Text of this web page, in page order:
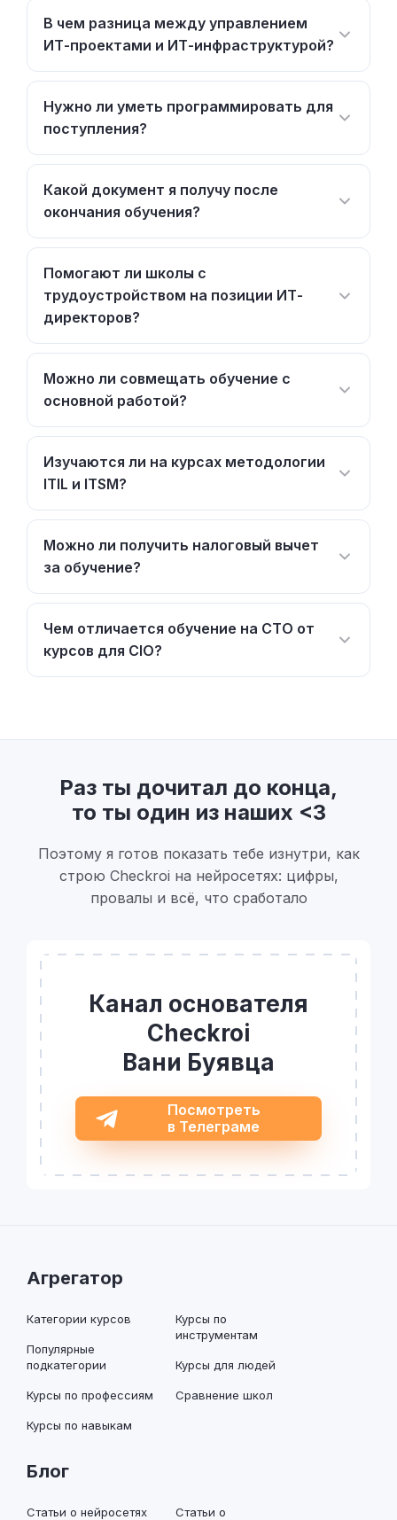
В чем разница между управлением
ИТ-проектами и ИТ-инфраструктурой?
Нужно ли уметь программировать для
поступления?
Какой документ я получу после
окончания обучения?
Помогают ли школы с
трудоустройством на позиции ИТ-
директоров?
Можно ли совмещать обучение с
основной работой?
Изучаются ли на курсах методологии
ITIL и ITSM?
Можно ли получить налоговый вычет
за обучение?
Чем отличается обучение на CTO от
курсов для CIO?
Раз ты дочитал до конца,
то ты один из наших <3
Поэтому я готов показать тебе изнутри, как
строю Checkroi на нейросетях: цифры,
провалы и всё, что сработало
Канал основателя
Checkroi
Вани Буявца
Посмотреть
в Телеграме
Агрегатор
Категории курсов
Популярные
подкатегории
Курсы по профессиям
Курсы по навыкам
Курсы по
инструментам
Курсы для людей
Сравнение школ
Блог
Статьи о нейросетях
Статьи о